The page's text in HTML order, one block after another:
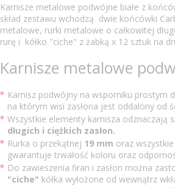
Karnisze metalowe podwójne białe z
skład zestawu wchodzą dwie końcówki
metalowe, rurki metalowe o całkowitej
rurę i kółko "ciche" z żabką x 12 sztuk na
Karnisze metalowe
Karnisz podwójny na wsporniku prostym
na którym wisi zasłona jest oddalony od
Wszystkie elementy karnisza odznaczają
długich i ciężkich zasłon.
Rurka o przekątnej 19 mm oraz
gwarantuje trwałość koloru oraz
Do zawieszenia firan i zasłon można
"ciche" kółka wyłożone od wewnątrz